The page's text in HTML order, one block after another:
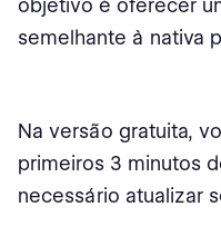
objetivo é oferecer
semelhante à nativa
Na versão gratuita,
primeiros 3 minutos
necessário atualizar